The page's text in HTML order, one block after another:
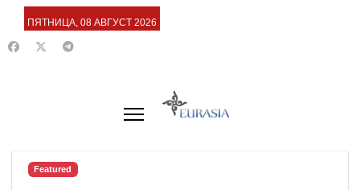
ПЯТНИЦА, 08 АВГУСТ 2026
Featured